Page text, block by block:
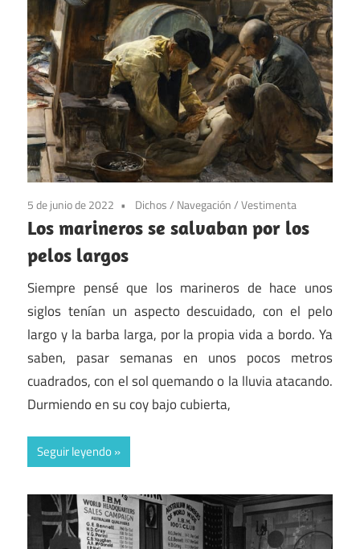
5 de junio de 2022 Dichos/ Navegación/Vestimenta
Los marineros se salvaban por los
pelos largos
Siempre pensé que los marineros de hace unos
siglos tenían un aspecto descuidado, con el pelo
largo y la barba larga, por la propia vida a bordo. Ya
saben, pasar semanas en unos pocos metros
cuadrados, con el sol quemando o la lluvia atacando.
Durmiendo en su coy bajo cubierta,
Seguir leyendo